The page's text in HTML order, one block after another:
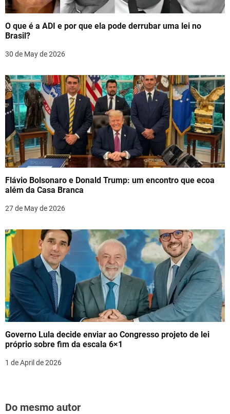
t
i
o
n
O que é a ADI e por que ela pode derrubar uma lei no
Brasil?
30 de May de 2026
Flávio Bolsonaro e Donald Trump: um encontro que ecoa
além da Casa Branca
27 de May de 2026
Governo Lula decide enviar ao Congresso projeto de lei
próprio sobre fim da escala 6×1
1 de April de 2026
Do mesmo autor